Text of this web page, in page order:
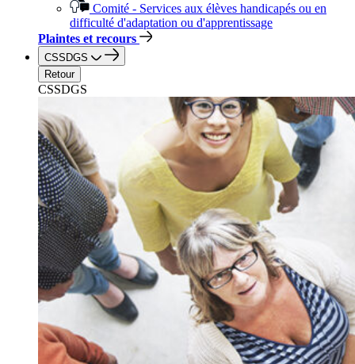
Comité - Services aux élèves handicapés ou en
difficulté d'adaptation ou d'apprentissage
Plaintes et recours
CSSDGS
Retour
CSSDGS